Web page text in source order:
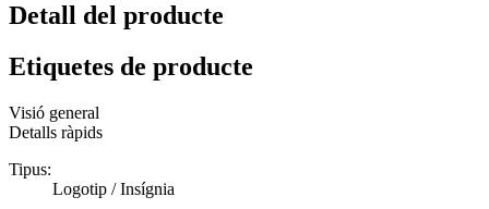
Detall del producte
Etiquetes de producte
Visió general
Detalls ràpids
Tipus:
Logotip / Insígnia